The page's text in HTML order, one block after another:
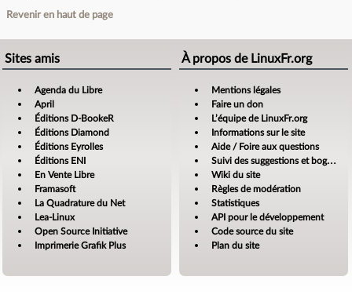
Revenir en haut de page
Sites amis
Agenda du Libre
April
Éditions D-BookeR
Éditions Diamond
Éditions Eyrolles
Éditions ENI
En Vente Libre
Framasoft
La Quadrature du Net
Lea-Linux
Open Source Initiative
Imprimerie Grafik Plus
À propos de LinuxFr.org
Mentions légales
Faire un don
L’équipe de LinuxFr.org
Informations sur le site
Aide / Foire aux questions
Suivi des suggestions et bogues
Wiki du site
Règles de modération
Statistiques
API pour le développement
Code source du site
Plan du site